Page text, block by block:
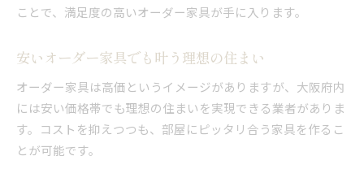
ことで、満足度の高いオーダー家具が手に入ります。
安いオーダー家具でも叶う理想の住まい
オーダー家具は高価というイメージがありますが、大阪府内
には安い価格帯でも理想の住まいを実現できる業者がありま
す。コストを抑えつつも、部屋にピッタリ合う家具を作るこ
とが可能です。